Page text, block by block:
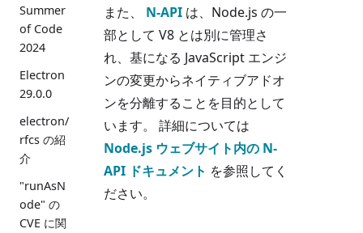
Summer
of Code
2024
Electron
29.0.0
electron/
rfcs の紹
介
"runAsN
ode" の
CVE に関
また、 N-API は、Node.js の一
部として V8 とは別に管理さ
れ、基になる JavaScript エンジ
ンの変更からネイティブアドオ
ンを分離することを目的として
います。 詳細については
Node.js ウェブサイト内の N-
API ドキュメント を参照してく
ださい。